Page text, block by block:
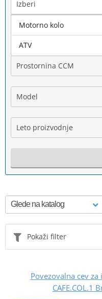
Izberi
Blagovna znamka
Prostornina CCM
Model
Leto proizvodnje
Pokaži filter
Povezovalna cev za
CAFE.COL.1
Motorno kolo
ATV